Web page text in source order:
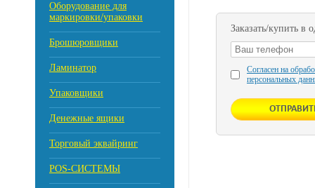
Оборудование для
маркировки/упаковки
Брошюровщики
Ламинатор
Упаковщики
Денежные ящики
Торговый эквайринг
POS-СИСТЕМЫ
Заказать/купить в
Согласен на
персональных